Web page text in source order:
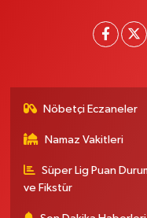
Nöbetçi Eczaneler
Namaz Vakitleri
Süper Lig Puan
ve Fikstür